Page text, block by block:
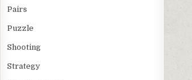
Pairs
Puzzle
Shooting
Strategy